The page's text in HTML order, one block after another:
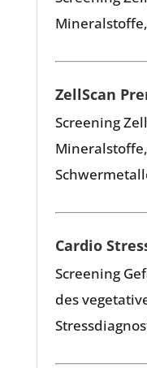
ZellScan
Screening
Cardio
Screening
des